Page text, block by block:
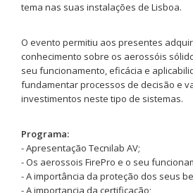
tema nas suas instalações de Lisboa.
O evento permitiu aos presentes
conhecimento sobre os aerossóis
seu funcionamento, eficácia e
fundamentar processos de decisão e
investimentos neste tipo de sistemas.
Programa:
- Apresentação Tecnilab AV;
- Os aerossois FirePro e o seu
- A importância da proteção dos seus
- A importancia da certificação;